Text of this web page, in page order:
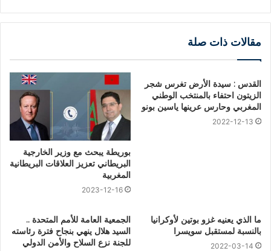
مقالات ذات صلة
القدس : سيدة الأرض تغرس شجر
الزيتون احتفاء بالمنتخب الوطني
المغربي وحارس عرينها ياسين بونو
2022-12-13
بوريطة يبحث مع وزير الخارجية
البريطاني تعزيز العلاقات البريطانية
المغربية
2023-12-16
ما الذي يعنيه غزو بوتين لأوكرانيا
بالنسبة لمستقبل سويسرا
2022-03-14
الجمعية العامة للأمم المتحدة ..
السيد هلال ينهي بنجاح فترة رئاسته
للجنة نزع السلاح والأمن الدولي